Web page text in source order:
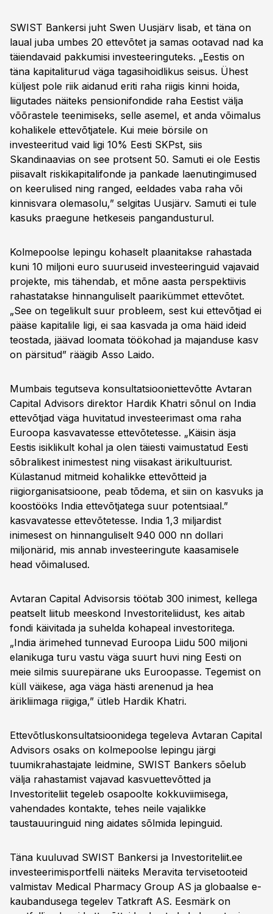
SWIST Bankersi juht Swen Uusjärv lisab, et täna on
laual juba umbes 20 ettevõtet ja samas ootavad nad ka
täiendavaid pakkumisi investeeringuteks. „Eestis on
täna kapitaliturud väga tagasihoidlikus seisus. Ühest
küljest pole riik aidanud eriti raha riigis kinni hoida,
liigutades näiteks pensionifondide raha Eestist välja
võõrastele teenimiseks, selle asemel, et anda võimalus
kohalikele ettevõtjatele. Kui meie börsile on
investeeritud vaid ligi 10% Eesti SKPst, siis
Skandinaavias on see protsent 50. Samuti ei ole Eestis
piisavalt riskikapitalifonde ja pankade laenutingimused
on keerulised ning ranged, eeldades vaba raha või
kinnisvara olemasolu,” selgitas Uusjärv. Samuti ei tule
kasuks praegune hetkeseis pangandusturul.
Kolmepoolse lepingu kohaselt plaanitakse rahastada
kuni 10 miljoni euro suuruseid investeeringuid vajavaid
projekte, mis tähendab, et mõne aasta perspektiivis
rahastatakse hinnanguliselt paarikümmet ettevõtet.
„See on tegelikult suur probleem, sest kui ettevõtjad ei
pääse kapitalile ligi, ei saa kasvada ja oma häid ideid
teostada, jäävad loomata töökohad ja majanduse kasv
on pärsitud” räägib Asso Laido.
Mumbais tegutseva konsultatsiooniettevõtte Avtaran
Capital Advisors direktor Hardik Khatri sõnul on India
ettevõtjad väga huvitatud investeerimast oma raha
Euroopa kasvavatesse ettevõtetesse. „Käisin äsja
Eestis isiklikult kohal ja olen täiesti vaimustatud Eesti
sõbralikest inimestest ning viisakast ärikultuurist.
Külastanud mitmeid kohalikke ettevõtteid ja
riigiorganisatsioone, peab tõdema, et siin on kasvuks ja
koostööks India ettevõtjatega suur potentsiaal.”
kasvavatesse ettevõtetesse. India 1,3 miljardist
inimesest on hinnanguliselt 940 000 nn dollari
miljonärid, mis annab investeeringute kaasamisele
head võimalused.
Avtaran Capital Advisorsis töötab 300 inimest, kellega
peatselt liitub meeskond Investoriteliidust, kes aitab
fondi käivitada ja suhelda kohapeal investoritega.
„India ärimehed tunnevad Euroopa Liidu 500 miljoni
elanikuga turu vastu väga suurt huvi ning Eesti on
meie silmis suurepärane uks Euroopasse. Tegemist on
küll väikese, aga väga hästi arenenud ja hea
ärikliimaga riigiga,” ütleb Hardik Khatri.
Ettevõtluskonsultatsioonidega tegeleva Avtaran Capital
Advisors osaks on kolmepoolse lepingu järgi
tuumikrahastajate leidmine, SWIST Bankers sõelub
välja rahastamist vajavad kasvuettevõtted ja
Investoriteliit tegeleb osapoolte kokkuviimisega,
vahendades kontakte, tehes neile vajalikke
taustauuringuid ning aidates sõlmida lepinguid.
Täna kuuluvad SWIST Bankersi ja Investoriteliit.ee
investeerimisportfelli näiteks Meravita tervisetooteid
valmistav Medical Pharmacy Group AS ja globaalse e-
kaubandusega tegelev Tatkraft AS. Eesmärk on